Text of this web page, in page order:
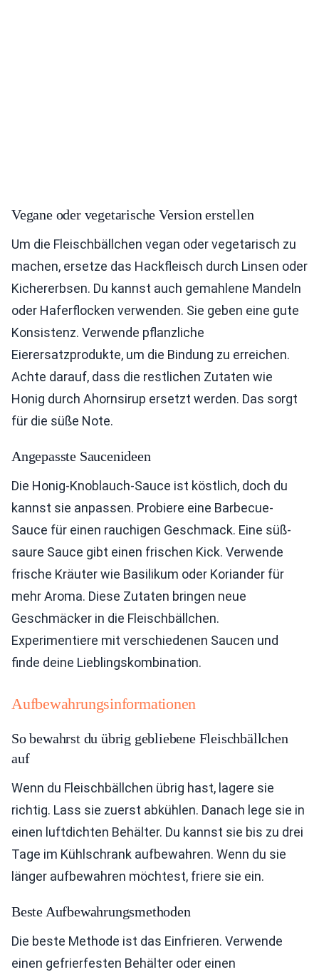
Vegane oder vegetarische Version erstellen
Um die Fleischbällchen vegan oder vegetarisch zu
machen, ersetze das Hackfleisch durch Linsen oder
Kichererbsen. Du kannst auch gemahlene Mandeln
oder Haferflocken verwenden. Sie geben eine gute
Konsistenz. Verwende pflanzliche
Eierersatzprodukte, um die Bindung zu erreichen.
Achte darauf, dass die restlichen Zutaten wie
Honig durch Ahornsirup ersetzt werden. Das sorgt
für die süße Note.
Angepasste Saucenideen
Die Honig-Knoblauch-Sauce ist köstlich, doch du
kannst sie anpassen. Probiere eine Barbecue-
Sauce für einen rauchigen Geschmack. Eine süß-
saure Sauce gibt einen frischen Kick. Verwende
frische Kräuter wie Basilikum oder Koriander für
mehr Aroma. Diese Zutaten bringen neue
Geschmäcker in die Fleischbällchen.
Experimentiere mit verschiedenen Saucen und
finde deine Lieblingskombination.
Aufbewahrungsinformationen
So bewahrst du übrig gebliebene Fleischbällchen
auf
Wenn du Fleischbällchen übrig hast, lagere sie
richtig. Lass sie zuerst abkühlen. Danach lege sie in
einen luftdichten Behälter. Du kannst sie bis zu drei
Tage im Kühlschrank aufbewahren. Wenn du sie
länger aufbewahren möchtest, friere sie ein.
Beste Aufbewahrungsmethoden
Die beste Methode ist das Einfrieren. Verwende
einen gefrierfesten Behälter oder einen